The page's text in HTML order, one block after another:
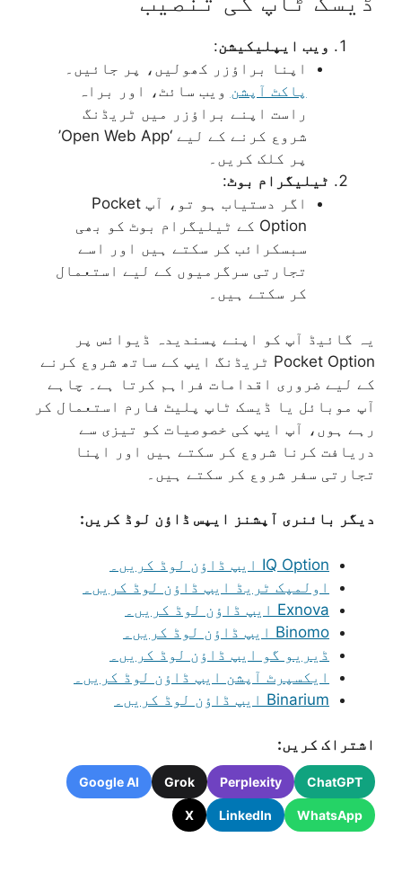
ویب ایپلیکیشن:
اپنا براؤزر کھولیں، پر جائیں۔
پاکٹ آپشن ویب سائٹ، اور براہ
راست اپنے براؤزر میں ٹریڈنگ
شروع کرنے کے لیے ‘Open Web App’
پر کلک کریں۔
ٹیلیگرام بوٹ:
اگر دستیاب ہو تو، آپ Pocket
Option کے ٹیلیگرام بوٹ کو بھی
سبسکرائب کر سکتے ہیں اور اسے
تجارتی سرگرمیوں کے لیے استعمال
کر سکتے ہیں۔
یہ گائیڈ آپ کو اپنے پسندیدہ ڈیوائس پر
Pocket Option ٹریڈنگ ایپ کے ساتھ شروع کرنے
کے لیے ضروری اقدامات فراہم کرتا ہے۔ چاہے
آپ موبائل یا ڈیسک ٹاپ پلیٹ فارم استعمال کر
رہے ہوں، آپ ایپ کی خصوصیات کو تیزی سے
دریافت کرنا شروع کر سکتے ہیں اور اپنا
تجارتی سفر شروع کر سکتے ہیں۔
دیگر بائنری آپشنز ایپس ڈاؤن لوڈ کریں:
IQ Option ایپ ڈاؤن لوڈ کریں۔
اولمپک ٹریڈ ایپ ڈاؤن لوڈ کریں۔
Exnova ایپ ڈاؤن لوڈ کریں۔
Binomo ایپ ڈاؤن لوڈ کریں۔
ڈیریو گو ایپ ڈاؤن لوڈ کریں۔
ایکسپرٹ آپشن ایپ ڈاؤن لوڈ کریں۔
Binarium ایپ ڈاؤن لوڈ کریں۔
اشتراک کریں:
ChatGPT
Perplexity
Grok
Google AI
WhatsApp
LinkedIn
X